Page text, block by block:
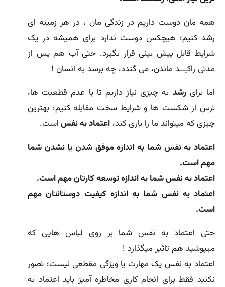
همه مان دوست داریم در زندگی مان ، در هر زمینه ای
رشد کنیم؛ هیچکس دوست ندارد برای همیشه در یک
شرایط قابل پیش بینی قرار بگیرد. حتی آب هم پس از
مدتی راکـِــد ماندن، می گندد، چه برسد به انسان !
اما برایرشد به چیزی نیاز داریم تا با عدم قطعیت ها،
ترس از شکست ها و شرایط سخت مقابله کنیم؛ بهترین
چیزی که میتواند ما را یاری کند، اعتماد به نفساست.
اعتماد به نفس شما به اندازه موفق شدن یا نشدن شما
مهم است.
اعتماد به نفس شما به اندازه توسعه کارتان مهم است.
اعتماد به نفس شما به اندازه کیفیت دوستانتان مهم
است.
حتی اعتماد به نفس شما بر روی لباس هایی که
میپوشید هم تاثیر میگذارد !
اعتماد به نفس یک مهارت یا ویژگی مقطعی نیست؛ تصور
نکنید فقط برای انجام کاری مخاطره آمیز باید اعتماد به